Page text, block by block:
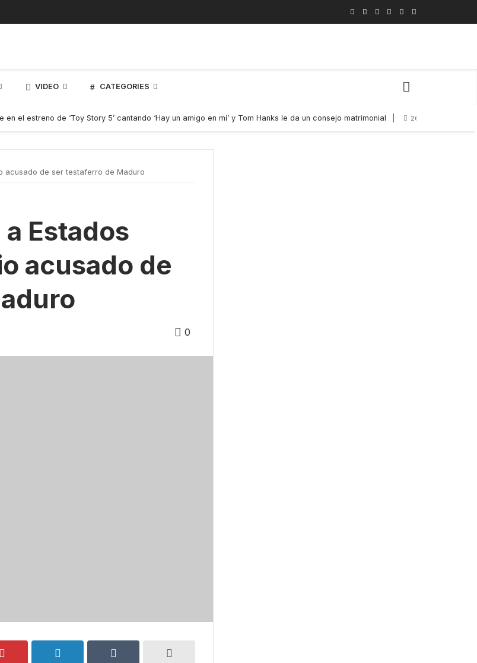
VIDEO CATEGORIES
en el estreno de ‘Toy Story 5’ cantando ‘Hay un amigo en mí’ y Tom Hanks le da un consejo matrimonial 26 De Junio De
acusado de ser testaferro de Maduro
Estados
acusado de
0